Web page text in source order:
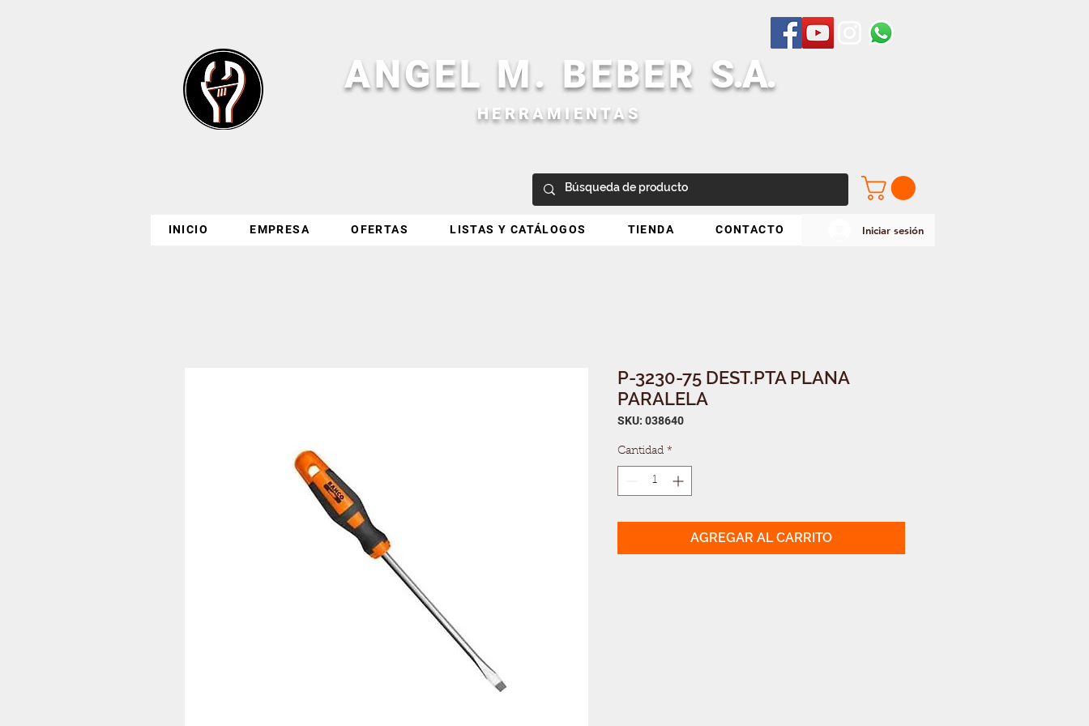
ANGEL M. BEBER S.A.
HERRAMIENTAS
INICIO EMPRESA OFERTAS LISTAS Y CATÁLOGOS TIENDA CONTACTO Iniciar sesión
P-3230-75 DEST.PTA PLANA
PARALELA
SKU: 038640
Cantidad *
AGREGAR AL CARRITO